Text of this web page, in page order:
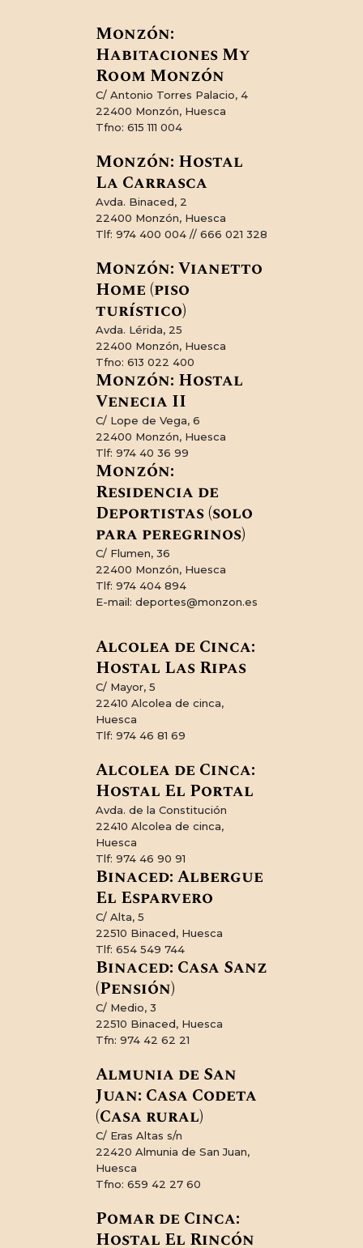
Monzón:
Habitaciones My
Room Monzón
C/ Antonio Torres Palacio, 4
22400 Monzón, Huesca
Tfno: 615 111 004
Monzón: Hostal
La Carrasca
Avda. Binaced, 2
22400 Monzón, Huesca
Tlf: 974 400 004 // 666 021 328
Monzón: Vianetto
Home (piso
turístico)
Avda. Lérida, 25
22400 Monzón, Huesca
Tfno: 613 022 400
Monzón: Hostal
Venecia II
C/ Lope de Vega, 6
22400 Monzón, Huesca
Tlf: 974 40 36 99
Monzón:
Residencia de
Deportistas (solo
para peregrinos)
C/ Flumen, 36
22400 Monzón, Huesca
Tlf: 974 404 894
E-mail: deportes@monzon.es
Alcolea de Cinca:
Hostal Las Ripas
C/ Mayor, 5
22410 Alcolea de cinca,
Huesca
Tlf: 974 46 81 69
Alcolea de Cinca:
Hostal El Portal
Avda. de la Constitución
22410 Alcolea de cinca,
Huesca
Tlf: 974 46 90 91
Binaced: Albergue
El Esparvero
C/ Alta, 5
22510 Binaced, Huesca
Tlf: 654 549 744
Binaced: Casa Sanz
(Pensión)
C/ Medio, 3
22510 Binaced, Huesca
Tfn: 974 42 62 21
Almunia de San
Juan: Casa Codeta
(Casa rural)
C/ Eras Altas s/n
22420 Almunia de San Juan,
Huesca
Tfno: 659 42 27 60
Pomar de Cinca:
Hostal El Rincón